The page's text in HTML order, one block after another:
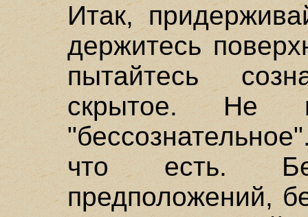
Итак,
держитесь
пытайтесь
скрытое. Не
что есть.
предположений,